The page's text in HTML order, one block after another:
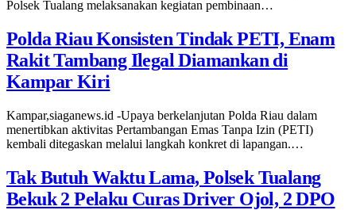
Polsek Tualang melaksanakan kegiatan pembinaan…
Polda Riau Konsisten Tindak PETI, Enam
Rakit Tambang Ilegal Diamankan di
Kampar Kiri
Kampar,siaganews.id -Upaya berkelanjutan Polda Riau dalam
menertibkan aktivitas Pertambangan Emas Tanpa Izin (PETI)
kembali ditegaskan melalui langkah konkret di lapangan.…
Tak Butuh Waktu Lama, Polsek Tualang
Bekuk 2 Pelaku Curas Driver Ojol, 2 DPO